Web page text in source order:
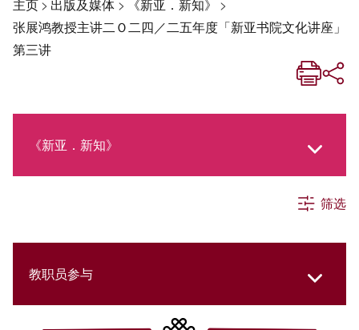
主页> 出版及媒体 > 《新亚．新知》 >
张展鸿教授主讲二Ｏ二四／二五年度「新亚书院文化讲座」
第三讲
《新亚．新知》
社交媒体专栏
筛选
教职员参与